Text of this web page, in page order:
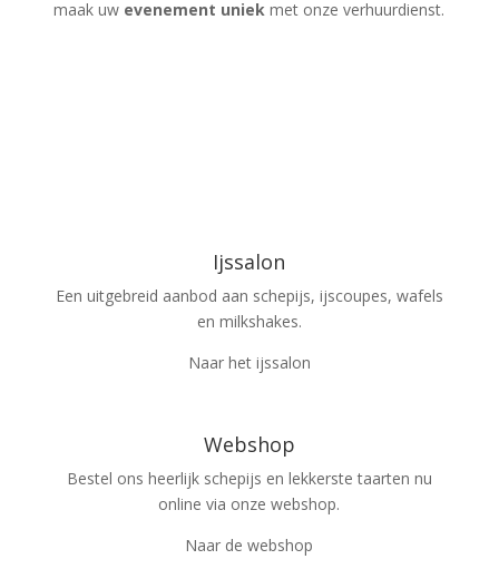
maak uw evenement uniek met onze verhuurdienst.
Ijssalon
Een uitgebreid aanbod aan schepijs, ijscoupes, wafels
en milkshakes.
Naar het ijssalon
Webshop
Bestel ons heerlijk schepijs en lekkerste taarten nu
online via onze webshop.
Naar de webshop